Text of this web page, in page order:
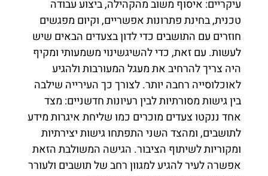
עיקריים: איסוף משוב מהקהילה, ביצוע עבודה
טכנית, בחינת פתרונות אפשריים, וקיום מפגשים
חוזרים עם התושבים כדי לדון בצעדים הבאים שיש
לעשות. עם זאת, כדי להשיגשינוי משמעותי ומקיף
היה צריך להרחיב את מעגל המעורבות ולהגיע
לאוכלוסייה רחבה יותר. לצורך כך העירייה שילבה
בין גישות מסורתיות לבין רעיונות חדשניים: מצד
אחד ננקטו צעדים מוכרים כמו שליחת איגרות מידע
לתושבים, ומהצד השני התפתחו גישות יצירתיות
ומקוריות לשיתוף הציבור. הגישה המשולבת הזאת
אפשרה לעיר להגיע למגוון רחב של תושבים ולעורר